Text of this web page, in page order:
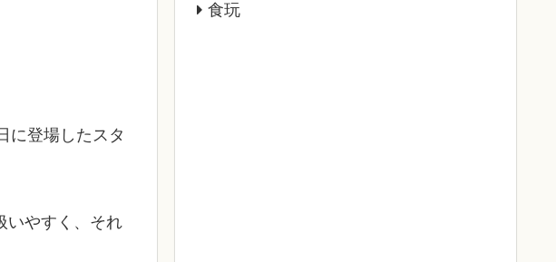
に登場したスタ
いやすく、それ
食玩